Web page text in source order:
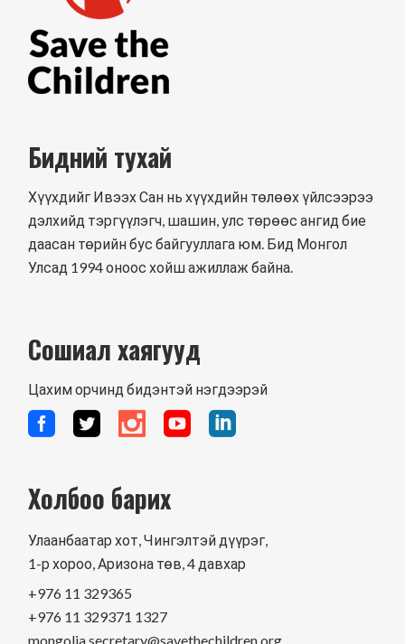
Бидний тухай
Хүүхдийг Ивээх Сан нь хүүхдийн төлөөх үйлсээрээ
дэлхийд тэргүүлэгч, шашин, улс төрөөс ангид бие
даасан төрийн бус байгууллага юм. Бид Монгол
Улсад 1994 оноос хойш ажиллаж байна.
Сошиал хаягууд
Цахим орчинд бидэнтэй нэгдээрэй
Холбоо барих
Улаанбаатар хот, Чингэлтэй дүүрэг,
1-р хороо, Аризона төв, 4 давхар
+976 11 329365
+976 11 329371 1327
mongolia.secretary@savethechildren.org